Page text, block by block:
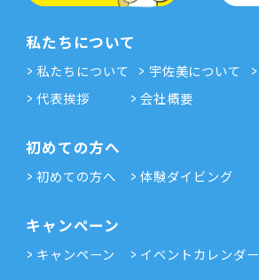
私たちについて
私たちについて 宇佐美について
代表挨拶
会社概要
初めての方へ
初めての方へ 体験ダイビング
キャンペーン
キャンペーン イベントカレンダー